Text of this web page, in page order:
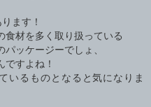
ます！
食材を多く取り扱っている
ッケージーでしょ、
すよね！
いるものとなると気になりま